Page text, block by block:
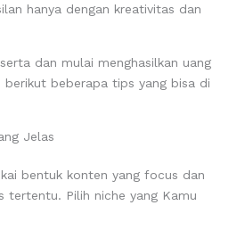
hanya dengan kreativitas dan
dan mulai menghasilkan uang
beberapa tips yang bisa di
Jelas
bentuk konten yang focus dan
tertentu. Pilih niche yang Kamu